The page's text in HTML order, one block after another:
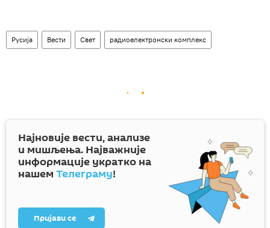
Русија Вести Свет радиоелектронски комплекс
Најновије вести, анализе
и мишљења. Најважније
информације укратко на
нашем Телеграму!
Пријави се